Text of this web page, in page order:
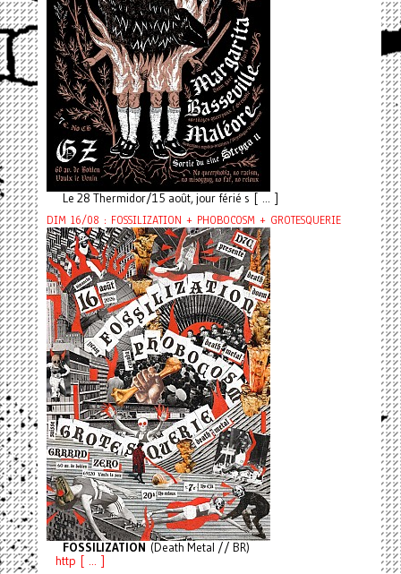
Le 28 Thermidor/15 août, jour férié s [ ... ]
DIM 16/08 : FOSSILIZATION + PHOBOCOSM + GROTESQUERIE
FOSSILIZATION (Death Metal // BR)
http [ ... ]